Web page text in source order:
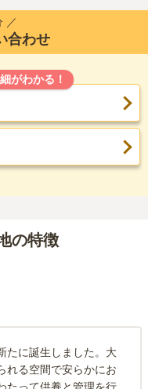
／
合わせ
がわかる！
の特徴
たに誕生しました。大
れる空間で安らかにお